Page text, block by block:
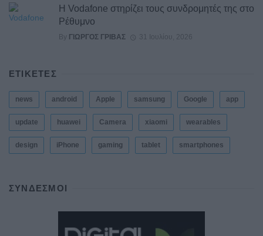
Η Vodafone στηρίζει τους συνδρομητές της στο
Ρέθυμνο
By ΓΙΏΡΓΟΣ ΓΡΊΒΑΣ 31 Ιουλίου, 2026
ΕΤΙΚΕΤΕΣ
news android Apple samsung Google app
update huawei Camera xiaomi wearables
design iPhone gaming tablet smartphones
ΣΎΝΔΕΣΜΟΙ